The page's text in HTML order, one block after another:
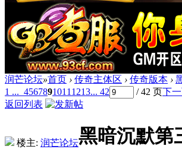
润芒论坛»首页 › 传奇主体区 › 传奇版本 ›
1 ... 4567891011 1213... 42 / 42 页下
返回列表
楼主: 润芒论坛黑暗沉默第